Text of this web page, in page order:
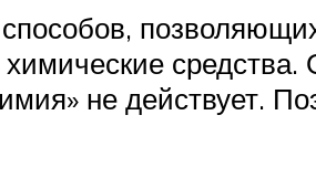
способов,
средства.
не действует.